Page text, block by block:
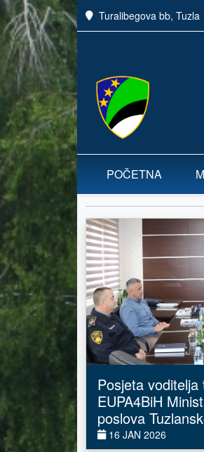
Turalibegova bb, Tuzla
POČETNA
Posjeta
EUPA4BiH
poslova
16 JAN 2026